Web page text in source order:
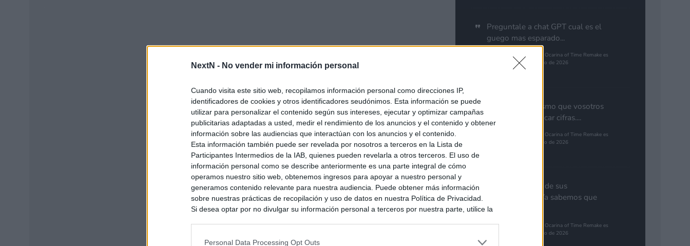
NextN - No vender mi información personal
Cuando visita este sitio web, recopilamos información personal como direcciones IP,
identificadores de cookies y otros identificadores seudónimos. Esta información se puede
utilizar para personalizar el contenido según sus intereses, ejecutar y optimizar campañas
publicitarias adaptadas a usted, medir el rendimiento de los anuncios y el contenido y obtener
información sobre las audiencias que interactúan con los anuncios y el contenido.
Esta información también puede ser revelada por nosotros a terceros en la Lista de
Participantes Intermedios de la IAB, quienes pueden revelarla a otros terceros. El uso de
información personal como se describe anteriormente es una parte integral de cómo
operamos nuestro sitio web, obtenemos ingresos para apoyar a nuestro personal y
generamos contenido relevante para nuestra audiencia. Puede obtener más información
sobre nuestras prácticas de recopilación y uso de datos en nuestra Política de Privacidad.
Si desea optar por no divulgar su información personal a terceros por nuestra parte, utilice la
intereses basados en la información personal utilizada por nosotros o en información personal
Personal Data Processing Opt Outs
Preguntale a chat GPT cual es el
guego mas esparado...
The Legend of Zelda: Ocarina of Time Remake es
el juego más esperado de 2026
Yo pienso lo mismo que vosotros
de GTA. Cuantificar cifras....
The Legend of Zelda: Ocarina of Time Remake es
el juego más esperado de 2026
Nota aclaratoria de sus
responsables: "Ya sabemos que
GTA 6...
The Legend of Zelda: Ocarina of Time Remake es
el juego más esperado de 2026